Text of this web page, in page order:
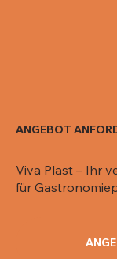
ANGEBOT
Viva Plast – Ihr
für